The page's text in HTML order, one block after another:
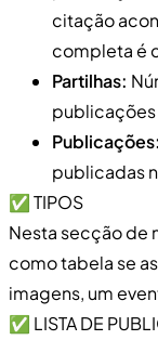
citação
completa é
Partilhas:
publicações
Publicações:
publicadas
✅ TIPOS
Nesta secção de
como tabela se
imagens, um
✅ LISTA DE